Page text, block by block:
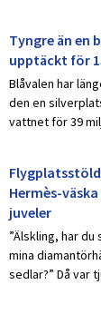
Tyngre än en
upptäckt för
Blåvalen har
den en
vattnet för 39
Hermès-
juveler
”Älskling, har
mina
sedlar?” Då var